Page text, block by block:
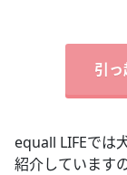
引
equall LIFEでは
紹介しています